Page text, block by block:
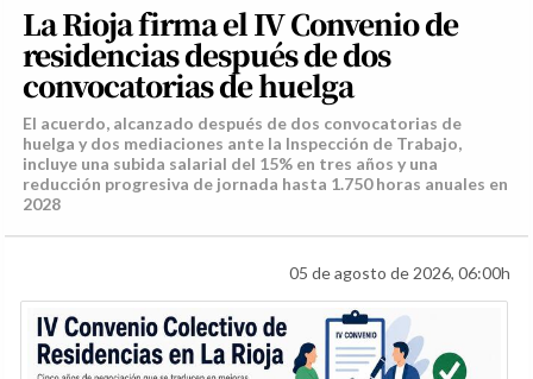
La Rioja firma el IV Convenio de
residencias después de dos
convocatorias de huelga
El acuerdo, alcanzado después de dos convocatorias de
huelga y dos mediaciones ante la Inspección de Trabajo,
incluye una subida salarial del 15% en tres años y una
reducción progresiva de jornada hasta 1.750 horas anuales en
2028
05 de agosto de 2026, 06:00h